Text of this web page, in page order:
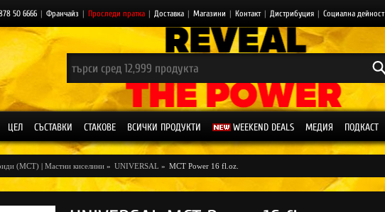
50 6666 | Франчайз | Проследи пратка | Доставка | Магазини | Контакт | Дистрибуция | Социална дейност
ЦЕЛ СЪСТАВКИ СТАКОВЕ ВСИЧКИ ПРОДУКТИ WEEKEND DEALS МЕДИЯ ПОДКАСТ
(MCT) | Мастни киселини » UNIVERSAL » MCT Power 16 fl.oz.